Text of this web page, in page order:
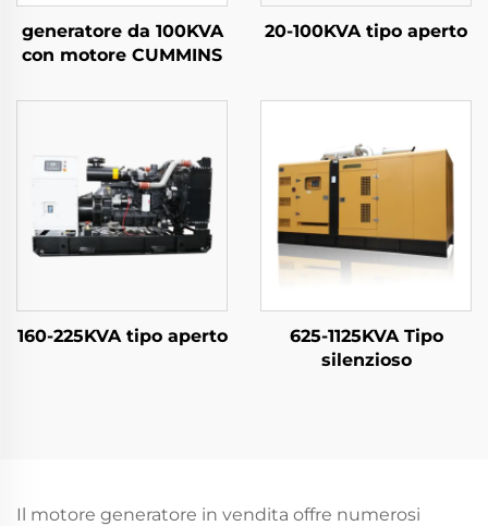
generatore da 100KVA
con motore CUMMINS
20-100KVA tipo aperto
160-225KVA tipo aperto
625-1125KVA Tipo
silenzioso
Il motore generatore in vendita offre numerosi